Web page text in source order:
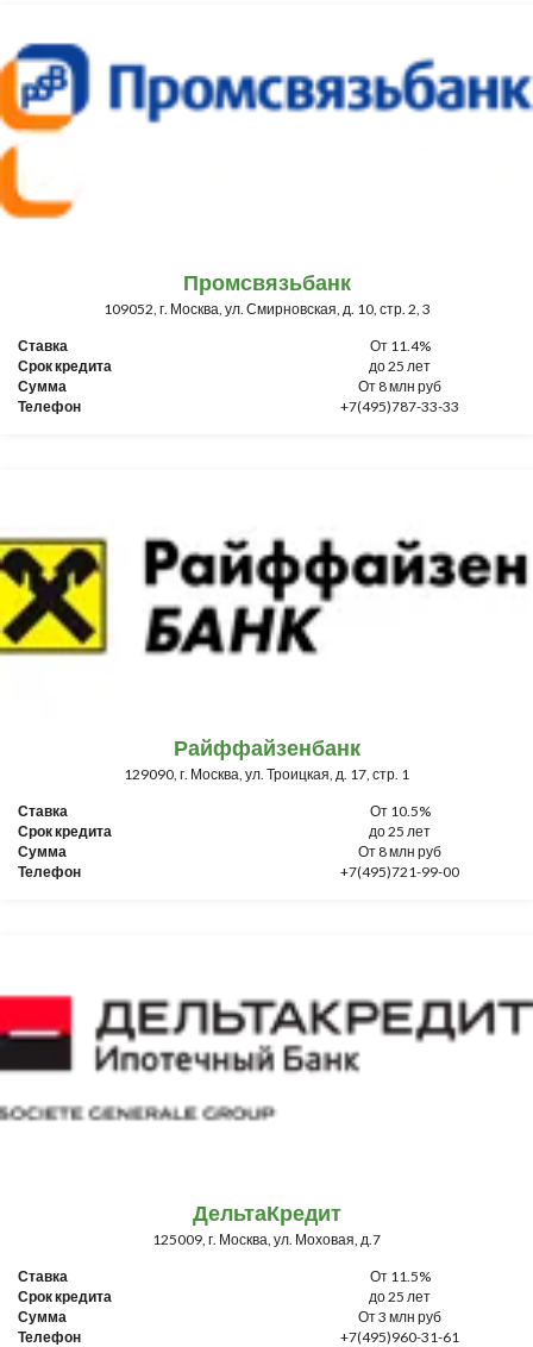
Промсвязьбанк
109052, г. Москва, ул. Смирновская, д. 10, стр. 2, 3
Ставка
От 11.4%
Срок кредита
до 25 лет
Сумма
От 8 млн руб
Телефон
+7(495)787-33-33
Райффайзенбанк
129090, г. Москва, ул. Троицкая, д. 17, стр. 1
Ставка
От 10.5%
Срок кредита
до 25 лет
Сумма
От 8 млн руб
Телефон
+7(495)721-99-00
ДельтаКредит
125009, г. Москва, ул. Моховая, д.7
Ставка
От 11.5%
Срок кредита
до 25 лет
Сумма
От 3 млн руб
Телефон
+7(495)960-31-61